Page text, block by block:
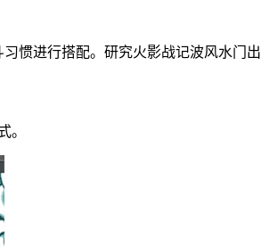
惯进行搭配。研究火影战记波风水门
。